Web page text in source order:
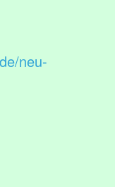
neu-